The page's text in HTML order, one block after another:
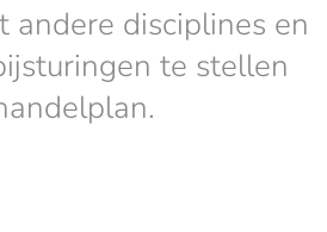
andere disciplines en
te stellen